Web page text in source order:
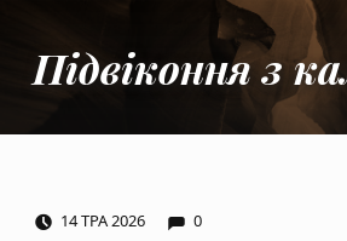
Підвіконня з
14ТРА2026 0